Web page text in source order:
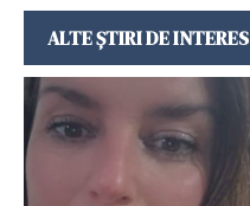
ALTE ȘTIRI DE INTERES